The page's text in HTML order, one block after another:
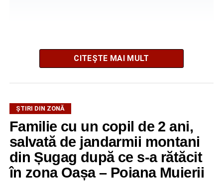
La ediția din acest an au participat peste 200 de cadre
didactice din întreaga țară. Printre participanți s-au aflat
profesori debutanți, profesori cu experiență, inspectori
școlari, directori de școli, consilieri școlari, educatori și
învățători, reprezentând aproape toate disciplinele din
sistemul de învățământ.
CITEȘTE MAI MULT
ȘTIRI DIN ZONĂ
Familie cu un copil de 2 ani,
salvată de jandarmii montani
din Șugag după ce s-a rătăcit
în zona Oașa – Poiana Muierii